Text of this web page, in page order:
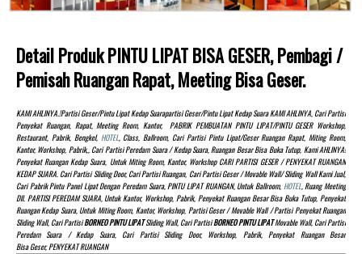
Detail Produk PINTU LIPAT BISA GESER, Pembagi /
Pemisah Ruangan Rapat, Meeting Bisa Geser.
KAMI AHLINYA.!partisi Geser/pintu Lipat Kedap Suarapartisi Geser/pintu Lipat Kedap Suara KAMI AHLINYA, Cari Partisi
Penyekat Ruangan, Rapat, Meeting Room, Kantor, PABRIK PEMBUATAN PINTU LIPAT/PINTU GESER Workshop,
Restaurant, Pabrik, Bengkel, HOTEL, Class, Ballroom, Cari Partisi Pintu Lipat/Geser Ruangan Rapat, Miting Room,
Kantor, Workshop, Pabrik,, Cari Partisi Peredam Suara / Kedap Suara, Ruangan Besar Bisa Buka Tutup, Kami AHLINYA!
Penyekat Ruangan Kedap Suara, Untuk Miting Room, Kantor, Workshop CARI PARTISI GESER / PENYEKAT RUANGAN
KEDAP SUARA. Cari Partisi Sliding Door, Cari Partisi Ruangan, Cari Partisi Geser / Movable Wall/ Sliding Wall Kami Jual,
Cari Pabrik Pintu Panel Lipat Dengan Peredam Suara, PINTU LIPAT RUANGAN, Untuk Ballroom, HOTEL, Ruang Meeting
Dll. PARTISI PEREDAM SUARA, Untuk Kantor, Workshop, Pabrik, Penyekat Ruangan Besar Bisa Buka Tutup, Penyekat
Ruangan Kedap Suara, Untuk Miting Room, Kantor, Workshop, Partisi Geser / Movable Wall / Partisi Penyekat Ruangan
Sliding Wall, Cari PartisiBORNEO PINTU LIPATSliding Wall, Cari PartisiBORNEO PINTU LIPATMovable Wall, Cari Partisi
Peredam Suara / Kedap Suara, Cari Partisi Sliding Door, Workshop, Pabrik, Penyekat Ruangan Besar
Bisa Geser, PENYEKAT RUANGAN